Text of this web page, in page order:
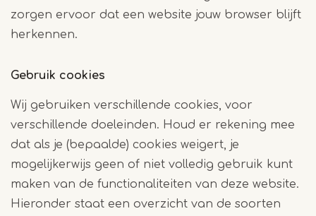
zorgen ervoor dat een website jouw browser blijft
herkennen.
Gebruik cookies
Wij gebruiken verschillende cookies, voor
verschillende doeleinden. Houd er rekening mee
dat als je (bepaalde) cookies weigert, je
mogelijkerwijs geen of niet volledig gebruik kunt
maken van de functionaliteiten van deze website.
Hieronder staat een overzicht van de soorten